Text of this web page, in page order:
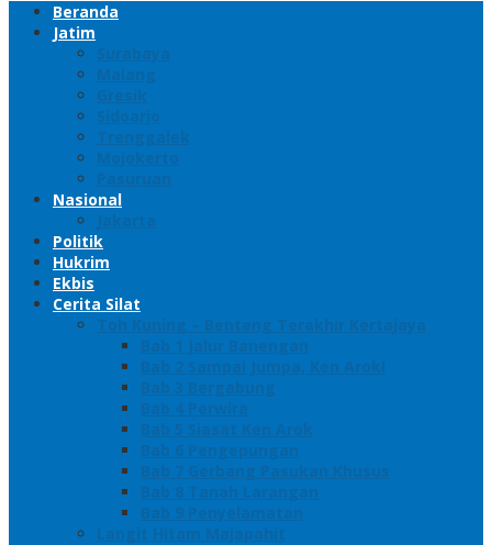
Beranda
Jatim
Surabaya
Malang
Gresik
Sidoarjo
Trenggalek
Mojokerto
Pasuruan
Nasional
Jakarta
Politik
Hukrim
Ekbis
Cerita Silat
Toh Kuning – Benteng Terakhir Kertajaya
Bab 1 Jalur Banengan
Bab 2 Sampai Jumpa, Ken Arok!
Bab 3 Bergabung
Bab 4 Perwira
Bab 5 Siasat Ken Arok
Bab 6 Pengepungan
Bab 7 Gerbang Pasukan Khusus
Bab 8 Tanah Larangan
Bab 9 Penyelamatan
Langit Hitam Majapahit